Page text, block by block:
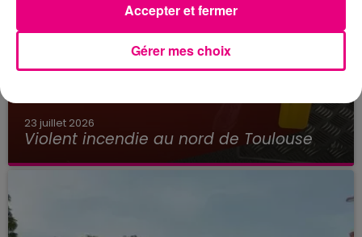
23 juillet 2026
Violent incendie au nord de Toulouse
Gérer mes choix
Accepter et fermer